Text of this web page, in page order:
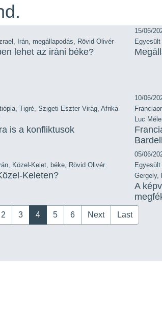
, Irán, megállapodás, Rövid Olivér
lehet az iráni béke?
15/06/
, Tigré, Szigeti Eszter Virág, Afrika
is a konfliktusok
10/06/
Luc
Irán, Közel-Kelet, béke, Rövid Olivér
Keleten?
05/06/
Gergely,
A
2 3 4 5 6 Next Last